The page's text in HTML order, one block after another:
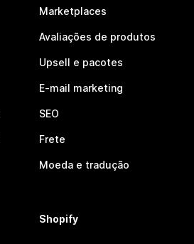
Marketplaces
Avaliações de produtos
Upsell e pacotes
E-mail marketing
SEO
Frete
Moeda e tradução
Shopify